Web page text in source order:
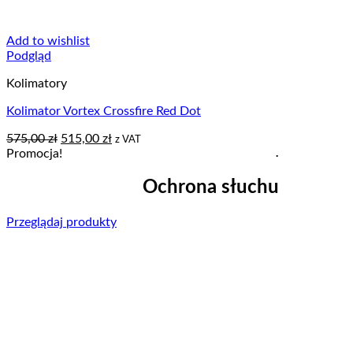
.
Ochrona słuchu
Przeglądaj produkty
Add to wishlist
Podgląd
Kolimatory
Kolimator Vortex Crossfire Red Dot
575,00zł Pierwotna
cena
515,00 złAktualna
515,00 zł.
z VAT
Promocja!